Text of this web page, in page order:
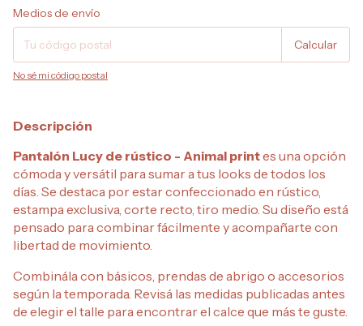
Entregas para el CP:
Medios de envío
Calcular
No sé mi código postal
Descripción
Pantalón Lucy de rústico - Animal printes una opción
cómoda y versátil para sumar a tus looks de todos los
días. Se destaca por estar confeccionado en rústico,
estampa exclusiva, corte recto, tiro medio. Su diseño está
pensado para combinar fácilmente y acompañarte con
libertad de movimiento.
Combinála con básicos, prendas de abrigo o accesorios
según la temporada. Revisá las medidas publicadas antes
de elegir el talle para encontrar el calce que más te guste.